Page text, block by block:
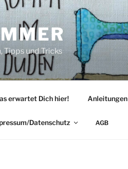
Tipps und Tricks
erwartet Dich hier! Anleitungen
Datenschutz AGB